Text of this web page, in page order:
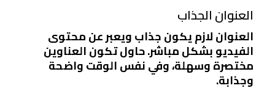
العنوان الجذاب
العنوان لازم يكون جذاب ويعبر عن محتوى
الفيديو بشكل مباشر. حاول تكون العناوين
مختصرة وسهلة، وفي نفس الوقت واضحة
وجذابة.